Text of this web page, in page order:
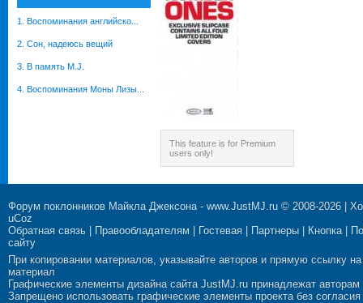
1. Воспоминания английско...
2. Cон, надеюсь вещий
3. В память M.J.
4. Воспоминания Моны Лизы...
This feature is for Premium
users only!
Форум поклонников Майкла Джексона- www.JustMJ.ru © 2008-2026 |
uCoz
Обратная связь
Правообладателям Гостевая Партнеры Кнопка|
сайту
При копировании материалов, указывайте авторов и прямую ссылку на
материал
Графические элементы дизайна сайта JustMJ.ru принадлежат авторам
Запрещено использовать графические элементы проекта без согласия